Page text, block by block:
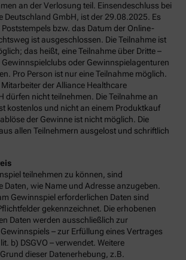
an der Verlosung teil. Einsendeschluss bei
Deutschland GmbH, ist der 29.08.2025. Es
bzw. das Datum der Online-
ist ausgeschlossen. Die Teilnahme ist
das heißt, eine Teilnahme über Dritte –
oder Gewinnspielagenturen
Pro Person ist nur eine Teilnahme möglich.
der Alliance Healthcare
dürfen nicht teilnehmen. Die Teilnahme an
kostenlos und nicht an einem Produktkauf
der Gewinne ist nicht möglich. Die
allen Teilnehmern ausgelost und schriftlich
teilnehmen zu können, sind
Daten, wie Name und Adresse anzugeben.
Gewinnspiel erforderlichen Daten sind
gekennzeichnet. Die erhobenen
Daten werden ausschließlich zur
– zur Erfüllung eines Vertrages
b) DSGVO – verwendet. Weitere
dieser Datenerhebung, z.B.